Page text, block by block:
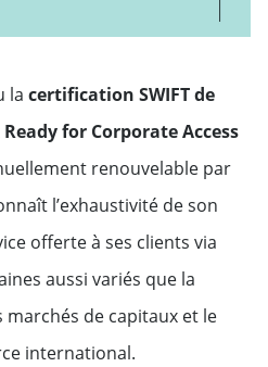
la certification SWIFT de
for Corporate Access
renouvelable par
l’exhaustivité de son
offerte à ses clients via
aussi variés que la
de capitaux et le
international.